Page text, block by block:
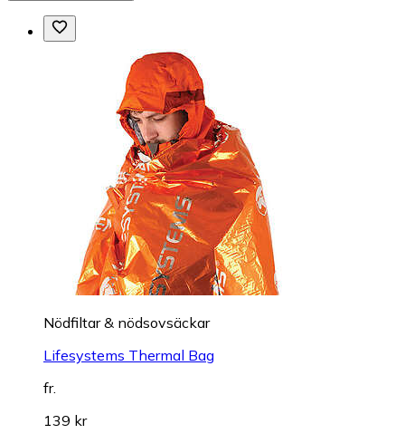
Nödfiltar & nödsovsäckar
Lifesystems Thermal Bag
fr.
139 kr